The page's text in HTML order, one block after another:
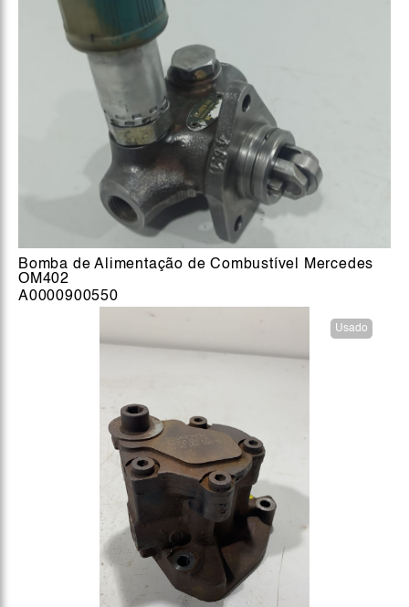
Bomba de Alimentação de Combustível Mercedes
OM402
A0000900550
Usado